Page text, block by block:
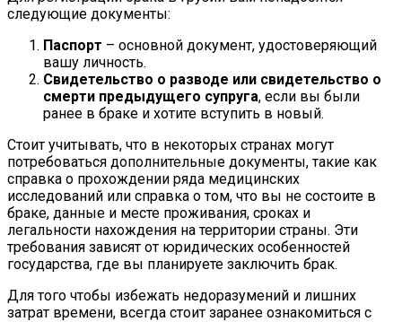
следующие документы:
Паспорт – основной документ, удостоверяющий
вашу личность.
Свидетельство о разводе или свидетельство о
смерти предыдущего супруга, если вы были
ранее в браке и хотите вступить в новый.
Стоит учитывать, что в некоторых странах могут
потребоваться дополнительные документы, такие как
справка о прохождении ряда медицинских
исследований или справка о том, что вы не состоите в
браке, данные и месте проживания, сроках и
легальности нахождения на территории страны. Эти
требования зависят от юридических особенностей
государства, где вы планируете заключить брак.
Для того чтобы избежать недоразумений и лишних
затрат времени, всегда стоит заранее ознакомиться с